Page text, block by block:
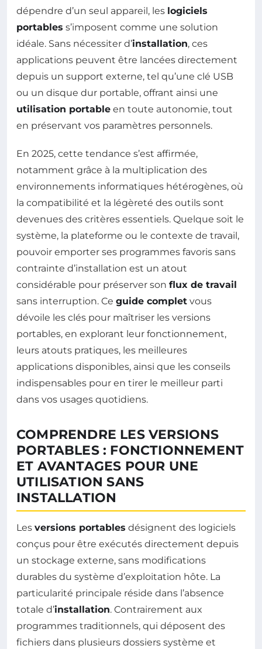
dépendre d’un seul appareil, les logiciels
portables s’imposent comme une solution
idéale. Sans nécessiter d’installation, ces
applications peuvent être lancées directement
depuis un support externe, tel qu’une clé USB
ou un disque dur portable, offrant ainsi une
utilisation portable en toute autonomie, tout
en préservant vos paramètres personnels.
En 2025, cette tendance s’est affirmée,
notamment grâce à la multiplication des
environnements informatiques hétérogènes, où
la compatibilité et la légèreté des outils sont
devenues des critères essentiels. Quelque soit le
système, la plateforme ou le contexte de travail,
pouvoir emporter ses programmes favoris sans
contrainte d’installation est un atout
considérable pour préserver son flux de travail
sans interruption. Ce guide complet vous
dévoile les clés pour maîtriser les versions
portables, en explorant leur fonctionnement,
leurs atouts pratiques, les meilleures
applications disponibles, ainsi que les conseils
indispensables pour en tirer le meilleur parti
dans vos usages quotidiens.
COMPRENDRE LES VERSIONS
PORTABLES : FONCTIONNEMENT
ET AVANTAGES POUR UNE
UTILISATION SANS
INSTALLATION
Les versions portables désignent des logiciels
conçus pour être exécutés directement depuis
un stockage externe, sans modifications
durables du système d’exploitation hôte. La
particularité principale réside dans l’absence
totale d’installation. Contrairement aux
programmes traditionnels, qui déposent des
fichiers dans plusieurs dossiers système et